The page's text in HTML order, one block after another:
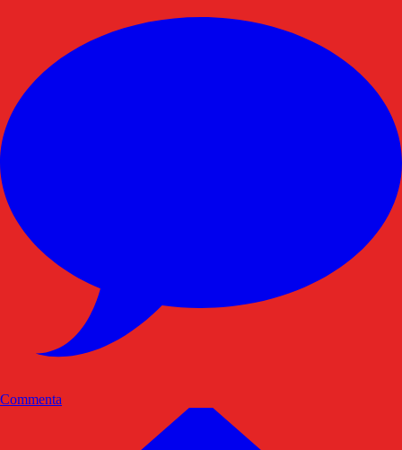
Commenta